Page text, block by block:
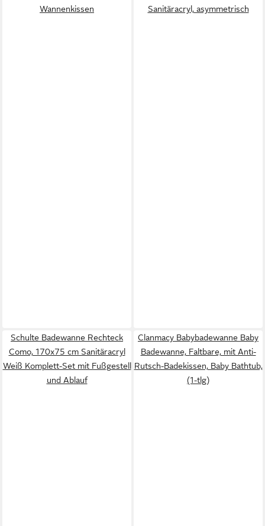
Wannenkissen
Sanitäracryl, asymmetrisch
Schulte Badewanne Rechteck
Como, 170x75 cm Sanitäracryl
Weiß Komplett-Set mit Fußgestell
und Ablauf
Clanmacy Babybadewanne Baby
Badewanne, Faltbare, mit Anti-
Rutsch-Badekissen, Baby Bathtub,
(1-tlg)